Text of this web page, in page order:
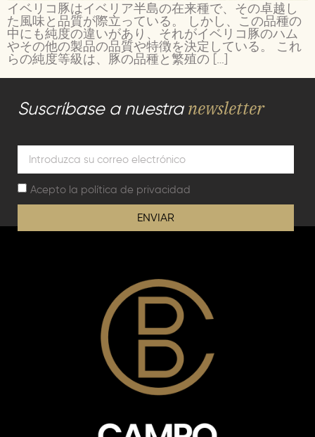
イベリコ豚はイベリア半島の在来種で、その卓越し
た風味と品質が際立っている。 しかし、この品種の
中にも純度の違いがあり、それがイベリコ豚のハム
やその他の製品の品質や特徴を決定している。 これ
らの純度等級は、豚の品種と繁殖の […]
Suscríbase a nuestra newsletter
Acepto la política de privacidad
ENVIAR